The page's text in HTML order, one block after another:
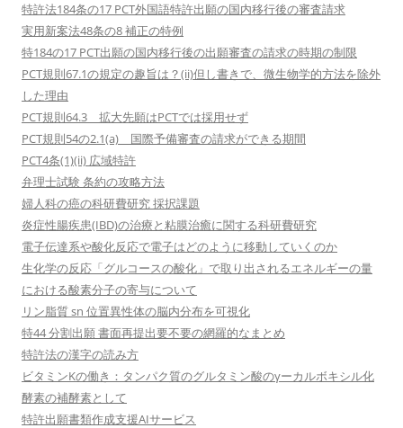
特許法184条の17 PCT外国語特許出願の国内移行後の審査請求
実用新案法48条の8 補正の特例
特184の17 PCT出願の国内移行後の出願審査の請求の時期の制限
PCT規則67.1の規定の趣旨は？(ii)但し書きで、微生物学的方法を除外
した理由
PCT規則64.3 拡大先願はPCTでは採用せず
PCT規則54の2.1(a) 国際予備審査の請求ができる期間
PCT4条(1)(ii) 広域特許
弁理士試験 条約の攻略方法
婦人科の癌の科研費研究 採択課題
炎症性腸疾患(IBD)の治療と粘膜治癒に関する科研費研究
電子伝達系や酸化反応で電子はどのように移動していくのか
生化学の反応「グルコースの酸化」で取り出されるエネルギーの量
における酸素分子の寄与について
リン脂質 sn 位置異性体の脳内分布を可視化
特44 分割出願 書面再提出要不要の網羅的なまとめ
特許法の漢字の読み方
ビタミンKの働き：タンパク質のグルタミン酸のγーカルボキシル化
酵素の補酵素として
特許出願書類作成支援AIサービス